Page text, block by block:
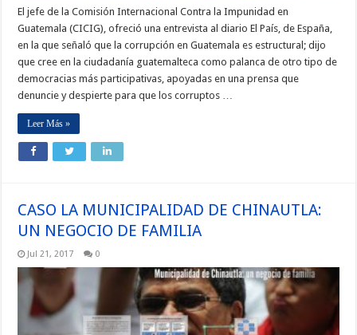
El jefe de la Comisión Internacional Contra la Impunidad en
Guatemala (CICIG), ofreció una entrevista al diario El País, de España,
en la que señaló que la corrupción en Guatemala es estructural; dijo
que cree en la ciudadanía guatemalteca como palanca de otro tipo de
democracias más participativas, apoyadas en una prensa que
denuncie y despierte para que los corruptos …
Leer Más »
CASO LA MUNICIPALIDAD DE CHINAUTLA:
UN NEGOCIO DE FAMILIA
Jul 21, 2017 0